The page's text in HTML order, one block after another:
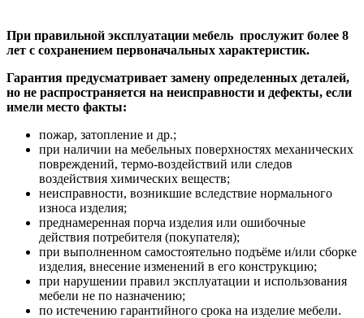
При правильной эксплуатации мебель прослужит более 8
лет с сохранением первоначальных характеристик.
Гарантия предусматривает замену определенных деталей,
но не распространяется на неисправности и дефекты, если
имели место факты:
пожар, затопление и др.;
при наличии на мебельных поверхностях механических
повреждений, термо-воздействий или следов
воздействия химических веществ;
неисправности, возникшие вследствие нормального
износа изделия;
преднамеренная порча изделия или ошибочные
действия потребителя (покупателя);
при выполненном самостоятельно подъёме и/или сборке
изделия, внесение изменений в его конструкцию;
при нарушении правил эксплуатации и использования
мебели не по назначению;
по истечению гарантийного срока на изделие мебели.